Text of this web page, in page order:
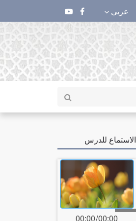
عربي
الاستماع للدرس
00:00/00:00